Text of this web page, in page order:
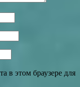
в этом браузере для